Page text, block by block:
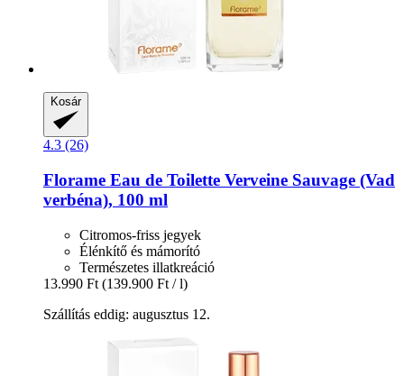
Kosár
4.3 (26)
Florame Eau de Toilette Verveine Sauvage (Vad
verbéna), 100 ml
Citromos-friss jegyek
Élénkítő és mámorító
Természetes illatkreáció
13.990 Ft (139.900 Ft / l)
Szállítás eddig: augusztus 12.